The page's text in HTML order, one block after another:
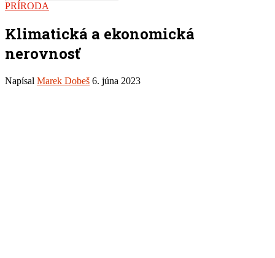
PRÍRODA
Klimatická a ekonomická
nerovnosť
Napísal Marek Dobeš 6. júna 2023